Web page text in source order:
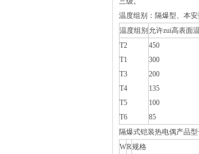
温度组别：隔爆型、
温度组别 允许zui高表面
T2
T1
T3
T4
T5
T6
450
300
200
135
100
85
隔爆式铠装热电偶产品
WR规格